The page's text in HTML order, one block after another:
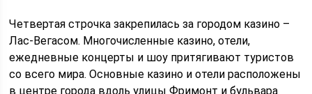
Четвертая строчка закрепилась за городом казино –
Лас-Вегасом. Многочисленные казино, отели,
ежедневные концерты и шоу притягивают туристов
со всего мира. Основные казино и отели расположены
в центре города вдоль улицы Фримонт и бульвара